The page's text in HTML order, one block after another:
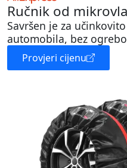
Ručnik od
Savršen je za
automobila, bez
Provjeri cijenu